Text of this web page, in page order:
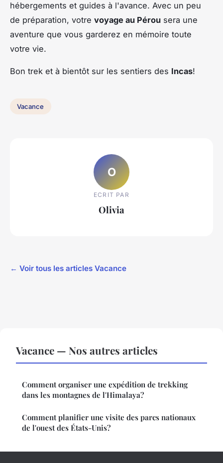
hébergements et guides à l'avance. Avec un peu
de préparation, votre voyage au Pérou sera une
aventure que vous garderez en mémoire toute
votre vie.
Bon trek et à bientôt sur les sentiers des Incas!
Vacance
O
ECRIT PAR
Olivia
← Voir tous les articles Vacance
Vacance — Nos autres articles
Comment organiser une expédition de trekking
dans les montagnes de l'Himalaya?
Comment planifier une visite des parcs nationaux
de l'ouest des États-Unis?